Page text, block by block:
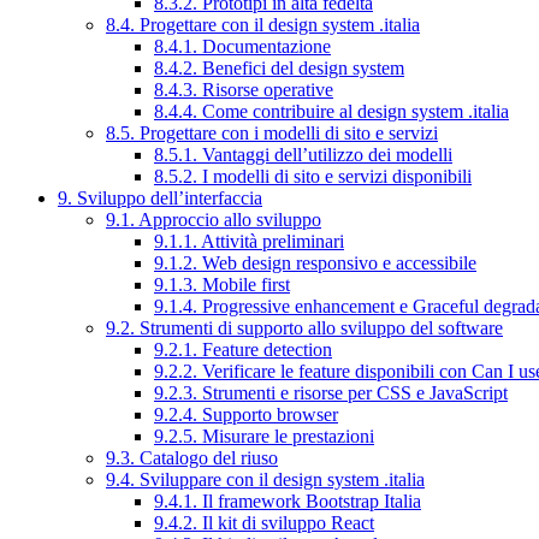
8.4. Progettare con il design system .italia
8.4.1. Documentazione
8.4.2. Benefici del design system
8.4.3. Risorse operative
8.4.4. Come contribuire al design system .italia
8.5. Progettare con i modelli di sito e servizi
8.5.1. Vantaggi dell’utilizzo dei modelli
8.5.2. I modelli di sito e servizi disponibili
9. Sviluppo dell’interfaccia
9.1. Approccio allo sviluppo
9.1.1. Attività preliminari
9.1.2. Web design responsivo e accessibile
9.1.3. Mobile first
9.1.4. Progressive enhancement e Graceful
9.2. Strumenti di supporto allo sviluppo del software
9.2.1. Feature detection
9.2.2. Verificare le feature disponibili con Can I
9.2.3. Strumenti e risorse per CSS e JavaScript
9.2.4. Supporto browser
9.2.5. Misurare le prestazioni
9.3. Catalogo del riuso
9.4. Sviluppare con il design system .italia
9.4.1. Il framework Bootstrap Italia
9.4.2. Il kit di sviluppo React